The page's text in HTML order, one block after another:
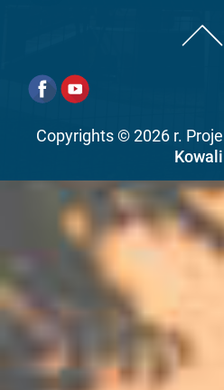
Copyrights © 2026 r.